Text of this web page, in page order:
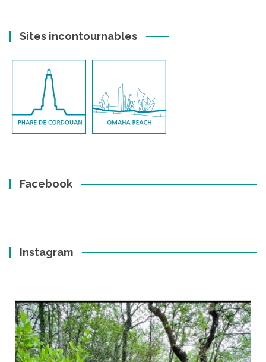
Sites incontournables
Facebook
Instagram